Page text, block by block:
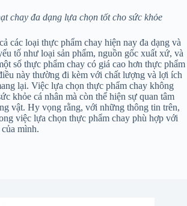
chay đa dạng lựa chọn tốt cho sức khỏe
các loại thực phẩm chay hiện nay đa dạng và
tố như loại sản phẩm, nguồn gốc xuất xứ, và
số thực phẩm chay có giá cao hơn thực phẩm
này thường đi kèm với chất lượng và lợi ích
lại. Việc lựa chọn thực phẩm chay không
khỏe cá nhân mà còn thể hiện sự quan tâm
vật. Hy vọng rằng, với những thông tin trên,
việc lựa chọn thực phẩm chay phù hợp với
mình.